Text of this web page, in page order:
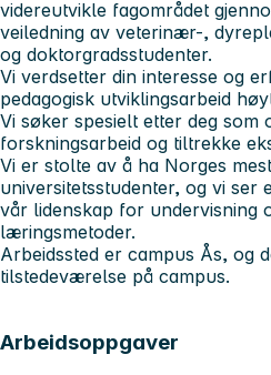
videreutvikle fagområdet
veiledning av veterinær-,
og doktorgradsstudenter.
Vi verdsetter din interesse og
pedagogisk utviklingsarbeid
Vi søker spesielt etter deg som
forskningsarbeid og tiltrekke
Vi er stolte av å ha Norges
universitetsstudenter, og vi ser
vår lidenskap for undervisning
læringsmetoder.
Arbeidssted er campus Ås, og
tilstedeværelse på campus.
Arbeidsoppgaver